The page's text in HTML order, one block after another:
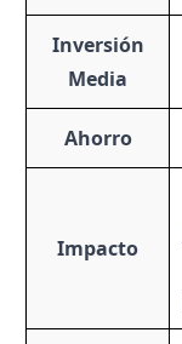
Inversión
Media
Ahorro
Impacto